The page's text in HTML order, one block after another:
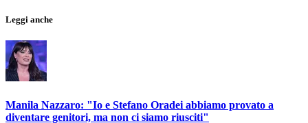
Leggi anche
Manila Nazzaro: "Io e Stefano Oradei abbiamo provato a
diventare genitori, ma non ci siamo riusciti"